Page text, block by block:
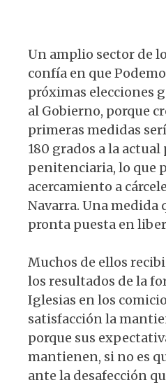
Un amplio sector de
confía en que
próximas elecciones
al Gobierno, porque
primeras medidas
180 grados a la
penitenciaria, lo que
acercamiento a
Navarra. Una medida
pronta puesta en
Muchos de ellos
los resultados de la
Iglesias en los
satisfacción la
porque sus
mantienen, si no es
ante la desafección